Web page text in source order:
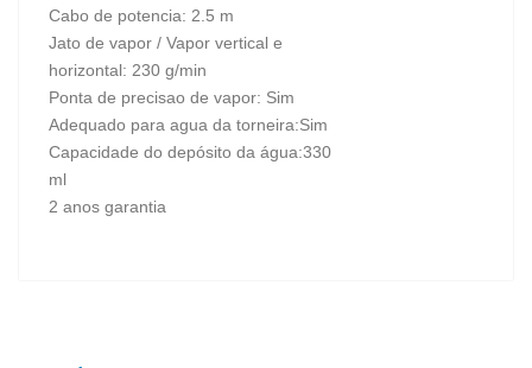
Cabo de potencia: 2.5 m
Jato de vapor / Vapor vertical e
horizontal: 230 g/min
Ponta de precisao de vapor: Sim
Adequado para agua da torneira:Sim
Capacidade do depósito da água:330
ml
2 anos garantia